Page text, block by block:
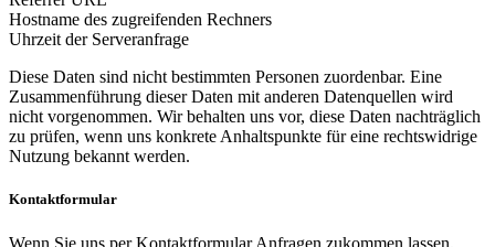
Hostname des zugreifenden Rechners
Uhrzeit der Serveranfrage
Diese Daten sind nicht bestimmten Personen zuordenbar. Eine
Zusammenführung dieser Daten mit anderen Datenquellen wird
nicht vorgenommen. Wir behalten uns vor, diese Daten nachträglich
zu prüfen, wenn uns konkrete Anhaltspunkte für eine rechtswidrige
Nutzung bekannt werden.
Kontaktformular
Wenn Sie uns per Kontaktformular Anfragen zukommen lassen,